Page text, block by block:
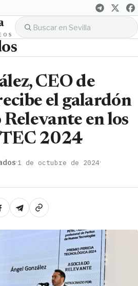
CEO de
el galardón
en los
2024
·1 de octubre de 2024·